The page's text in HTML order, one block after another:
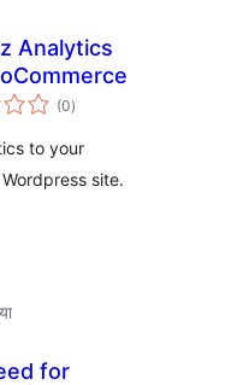
Analytics
(0कुल
दर)
to your
site.
for